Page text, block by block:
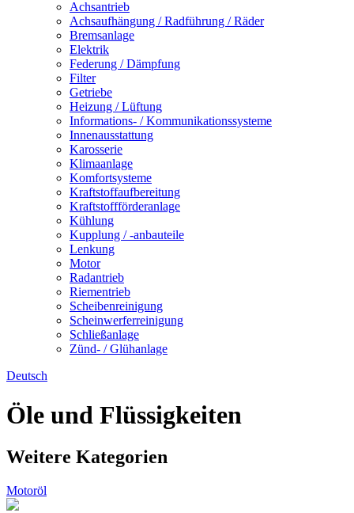
Achsantrieb
Achsaufhängung / Radführung / Räder
Bremsanlage
Elektrik
Federung / Dämpfung
Filter
Getriebe
Heizung / Lüftung
Informations- / Kommunikationssysteme
Innenausstattung
Karosserie
Klimaanlage
Komfortsysteme
Kraftstoffaufbereitung
Kraftstoffförderanlage
Kühlung
Kupplung / -anbauteile
Lenkung
Motor
Radantrieb
Riementrieb
Scheibenreinigung
Scheinwerferreinigung
Schließanlage
Zünd- / Glühanlage
Deutsch
Öle und Flüssigkeiten
Weitere Kategorien
Motoröl